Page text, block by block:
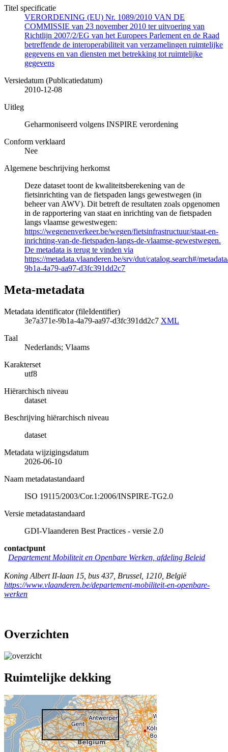
Titel specificatie
VERORDENING (EU) Nr. 1089/2010 VAN DE
COMMISSIE van 23 november 2010 ter uitvoering van
Richtlijn 2007/2/EG van het Europees Parlement en de Raad
betreffende de interoperabiliteit van verzamelingen ruimtelijke
gegevens en van diensten met betrekking tot ruimtelijke
gegevens
Versiedatum (Publicatiedatum)
2010-12-08
Uitleg
Geharmoniseerd volgens INSPIRE verordening
Conform verklaard
Nee
Algemene beschrijving herkomst
Deze dataset toont de kwaliteitsberekening van de
fietsinrichting van de fietspaden langs gewestwegen (in
beheer van AWV). Dit betreft de resultaten zoals opgenomen
in de rapportering van staat en inrichting van de fietspaden
langs vlaamse gewestwegen:
https://wegenenverkeer.be/wegen/fietsinfrastructuur/staat-en-
inrichting-van-de-fietspaden-langs-de-vlaamse-gewestwegen.
De metadata is terug te vinden via
https://metadata.vlaanderen.be/srv/dut/catalog.search#/
9b1a-4a79-aa97-d3fc391dd2c7
Meta-metadata
Metadata identificator (fileIdentifier)
3e7a371e-9b1a-4a79-aa97-d3fc391dd2c7 XML
Taal
Nederlands; Vlaams
Karakterset
utf8
Hiërarchisch niveau
dataset
Beschrijving hiërarchisch niveau
dataset
Metadata wijzigingsdatum
2026-06-10
Naam metadatastandaard
ISO 19115/2003/Cor.1:2006/INSPIRE-TG2.0
Versie metadatastandaard
GDI-Vlaanderen Best Practices - versie 2.0
contactpunt
Departement Mobiliteit en Openbare Werken, afdeling Beleid
Koning Albert II-laan 15, bus 437, Brussel 1210 België
https://www.vlaanderen.be/departement-mobiliteit-en-openbare-
werken
Overzichten
Ruimtelijke dekking